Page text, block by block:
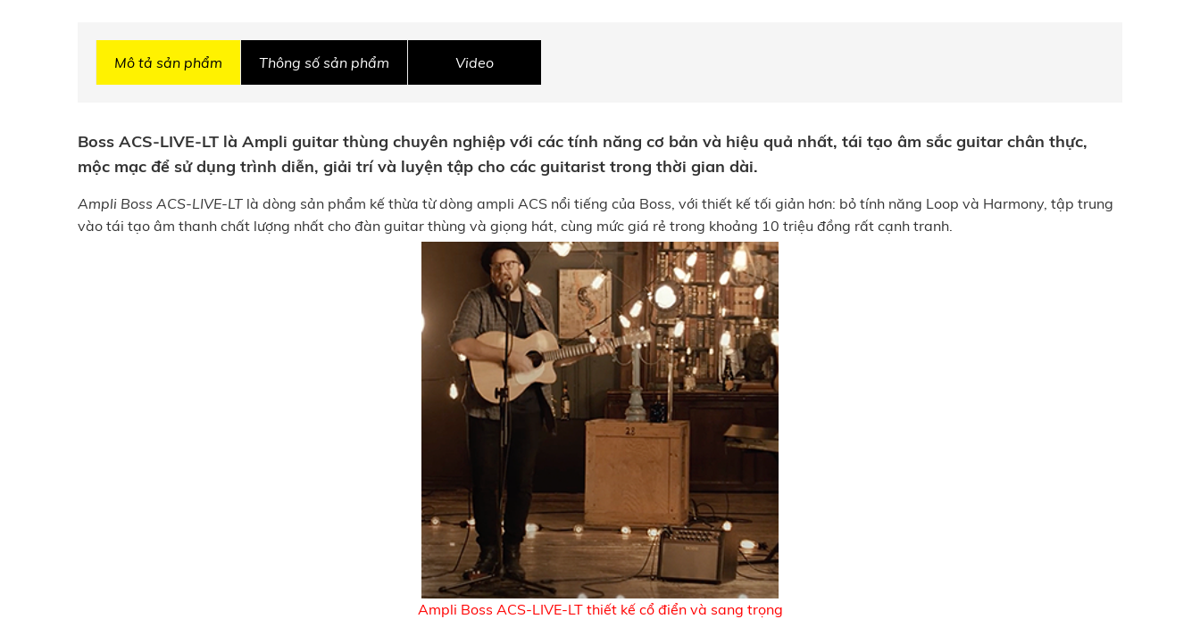
Mô tả sản phẩm Thông số sản phẩm Video
Boss ACS-LIVE-LT là Ampli guitar thùng chuyên nghiệp với các tính năng cơ bản và hiệu quả nhất, tái tạo âm sắc guitar chân thực,
mộc mạc để sử dụng trình diễn, giải trí và luyện tập cho các guitarist trong thời gian dài.
Ampli Boss ACS-LIVE-LT là dòng sản phẩm kế thừa từ dòng ampli ACS nổi tiếng của Boss, với thiết kế tối giản hơn: bỏ tính năng Loop và Harmony, tập trung
vào tái tạo âm thanh chất lượng nhất cho đàn guitar thùng và giọng hát, cùng mức giá rẻ trong khoảng 10 triệu đồng rất cạnh tranh.
Ampli Boss ACS-LIVE-LT thiết kế cổ điển và sang trọng